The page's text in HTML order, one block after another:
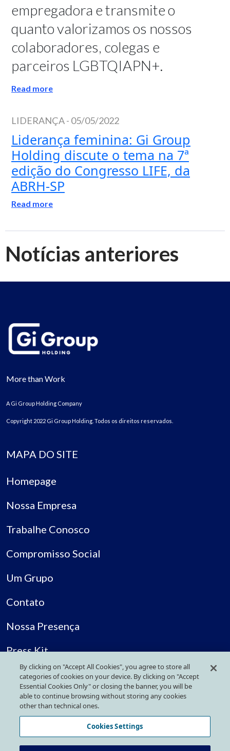
empregadora e transmite o
quanto valorizamos os nossos
colaboradores, colegas e
parceiros LGBTQIAPN+.
Read more
LIDERANÇA- 05/05/2022
Liderança feminina: Gi Group
Holding discute o tema na 7ª
edição do Congresso LIFE, da
ABRH-SP
Read more
Notícias anteriores
More than Work
A Gi Group Holding Company
Copyright 2022 Gi Group Holding. Todos os direitos reservados.
MAPA DO SITE
Homepage
Nossa Empresa
Trabalhe Conosco
Compromisso Social
Um Grupo
Contato
Nossa Presença
Press Kit
SIGA-NOS NAS REDES SOCIAIS
By clicking on "Accept All Cookies", you agree to store all
categories of cookies on your device. By clicking on "Accept
Essential Cookies Only" or closing the banner, you will be
able to continue browsing without storing any cookies
other than technical ones.
Cookies Settings